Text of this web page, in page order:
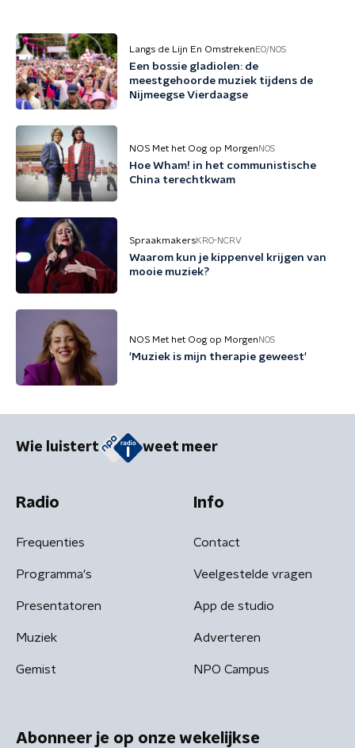
Langs de Lijn En Omstreken EO/NOS
Een bossie gladiolen: de
meestgehoorde muziek tijdens de
Nijmeegse Vierdaagse
NOS Met het Oog op Morgen NOS
Hoe Wham! in het communistische
China terechtkwam
SpraakmakersKRO-NCRV
Waarom kun je kippenvel krijgen van
mooie muziek?
NOS Met het Oog op Morgen NOS
'Muziek is mijn therapie geweest'
Wie luistert weet meer
Radio
Frequenties
Programma's
Presentatoren
Muziek
Gemist
Info
Contact
Veelgestelde vragen
App de studio
Adverteren
NPO Campus
Abonneer je op onze wekelijkse